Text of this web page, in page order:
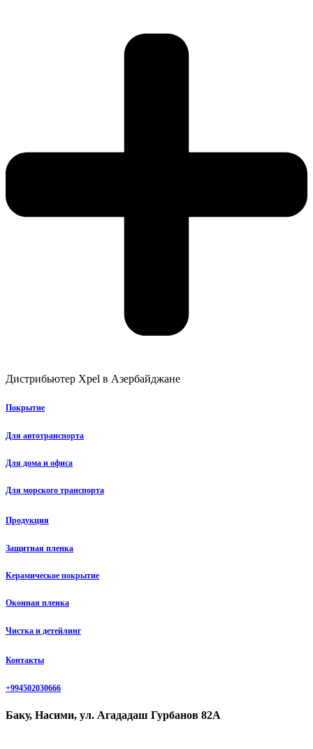
Дистрибьютер Xpel в Азербайджане
Покрытие
Для автотранспорта
Для дома и офиса
Для морского транспорта
Продукция
Защитная пленка
Керамическое покрытие
Оконная пленка
Чистка и детейлинг
Контакты
+994502030666
Баку, Насими, ул. Агададаш Гурбанов 82А